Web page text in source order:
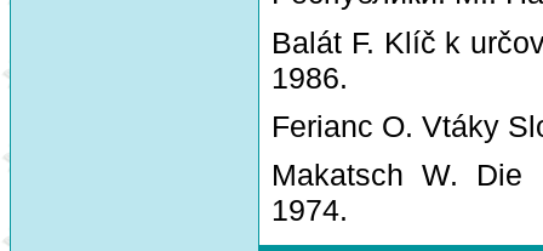
Balát F. Klíč k
1986.
Ferianc O. Vtáky
Makatsch W. Die
1974.